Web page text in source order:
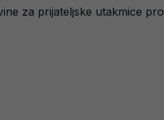
za prijateljske utakmice